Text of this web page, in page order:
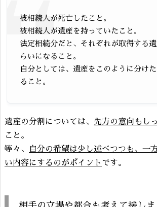
被相続人が死亡したこと。
被相続人が遺産を持っていたこと。
法定相続分だと、それぞれが取得する
らいになること。
自分としては、遺産をこのように分け
ること。
遺産の分割については、 先方の意向もし
こと。
等々、
自分の希望は少し述べつつも、一
い内容にするのがポイント です。